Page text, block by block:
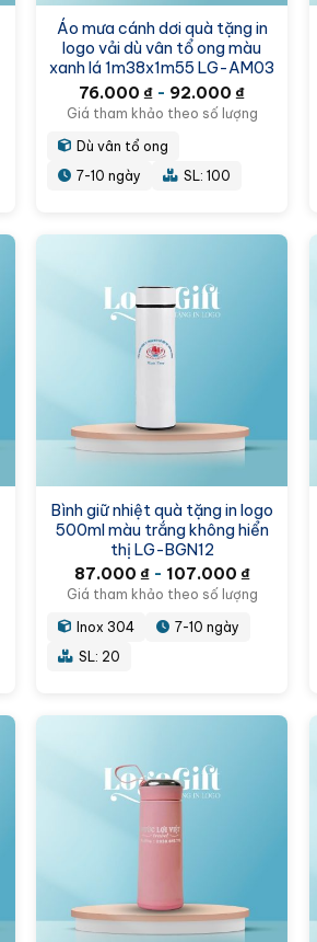
Áo mưa cánh dơi quà tặng in
logo vải dù vân tổ ong màu
xanh lá 1m38x1m55 LG-AM03
76.000₫ - 92.000₫
Giá tham khảo theo số lượng
Dù vân tổ ong
7-10 ngày
SL: 100
Bình giữ nhiệt quà tặng in logo
500ml màu trắng không hiển
thị LG-BGN12
87.000 ₫- 107.000 ₫
Giá tham khảo theo số lượng
Inox 304
7-10 ngày
SL: 20